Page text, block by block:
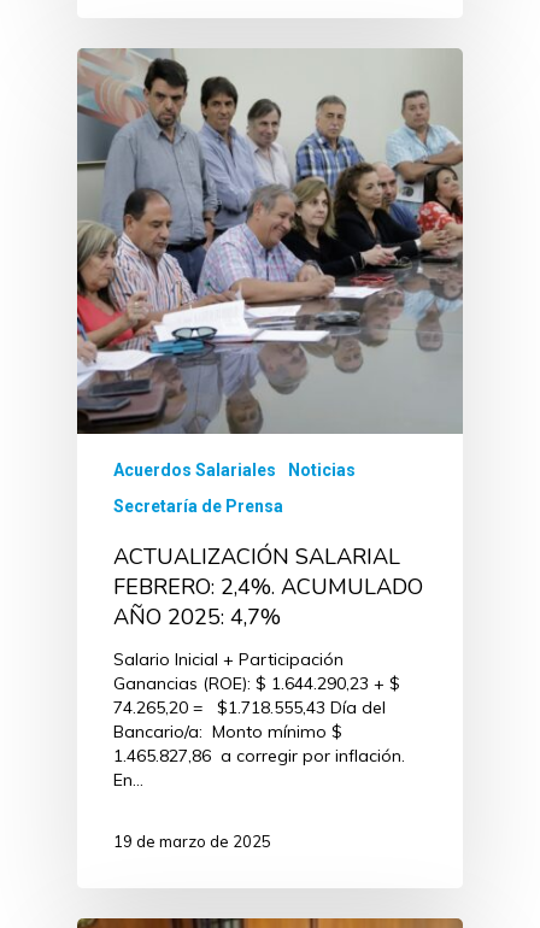
Acuerdos Salariales
Noticias
Secretaría de Prensa
ACTUALIZACIÓN SALARIAL
FEBRERO: 2,4%. ACUMULADO
AÑO 2025: 4,7%
Salario Inicial + Participación
Ganancias (ROE): $ 1.644.290,23 + $
74.265,20 = $1.718.555,43 Día del
Bancario/a: Monto mínimo $
1.465.827,86 a corregir por inflación.
En…
19 de marzo de 2025